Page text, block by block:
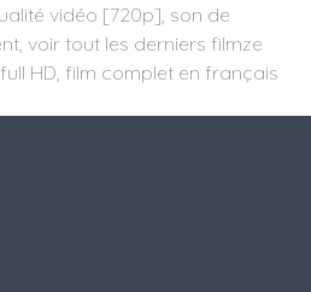
vidéo [720p], son de
voir tout les derniers filmze
HD, film complet en français